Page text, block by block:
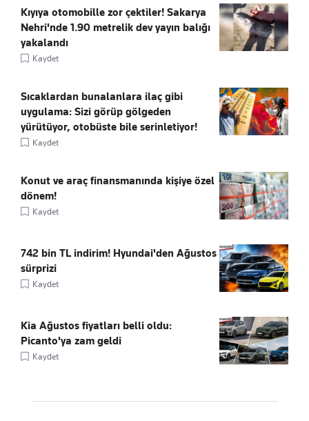
Kıyıya otomobille zor çektiler! Sakarya
Nehri'nde 1.90 metrelik dev yayın balığı
yakalandı
Kaydet
Sıcaklardan bunalanlara ilaç gibi
uygulama: Sizi görüp gölgeden
yürütüyor, otobüste bile serinletiyor!
Kaydet
Konut ve araç finansmanında kişiye özel
dönem!
Kaydet
742 bin TL indirim! Hyundai'den Ağustos
sürprizi
Kaydet
Kia Ağustos fiyatları belli oldu:
Picanto'ya zam geldi
Kaydet